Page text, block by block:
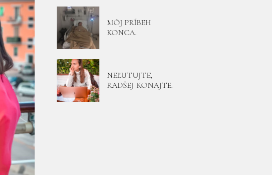
MÔJ PRÍBEH
KONCA.
NEĽUTUJTE,
RADŠEJ KONAJTE.